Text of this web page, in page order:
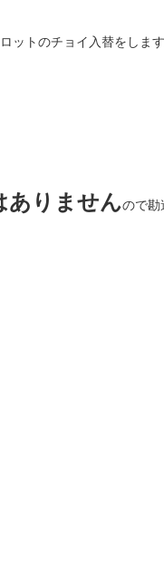
ットのチョイ入替をします
ありませんので勘